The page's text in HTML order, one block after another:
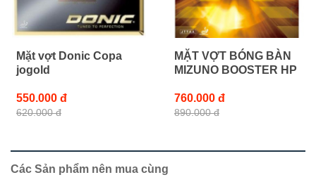
Mặt vợt Donic Copa
jogold
550.000 đ
620.000 đ
MẶT VỢT BÓNG BÀN
MIZUNO BOOSTER HP
760.000 đ
890.000 đ
Các Sản phẩm nên mua cùng